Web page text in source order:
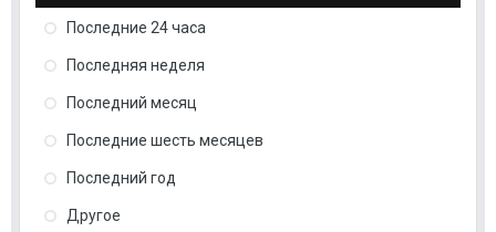
Последние 24 часа
Последняя неделя
Последний месяц
Последние шесть месяцев
Последний год
Другое